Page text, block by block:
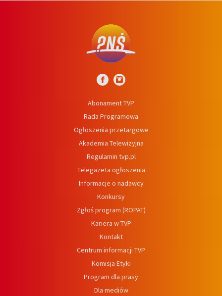
Abonament TVP
Rada Programowa
Ogłoszenia przetargowe
Akademia Telewizyjna
Regulamin tvp.pl
Telegazeta ogłoszenia
Informacje o nadawcy
Konkursy
Zgłoś program (ROPAT)
Kariera w TVP
Kontakt
Centrum informacji TVP
Komisja Etyki
Program dla prasy
Dla mediów